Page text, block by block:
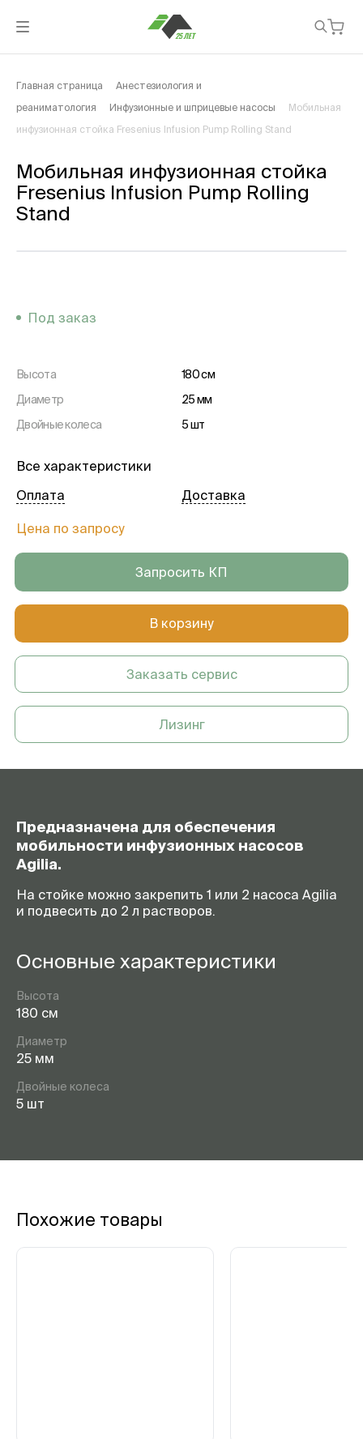
Главная страница Анестезиология и
реаниматология Инфузионные и шприцевые насосы Мобильная
инфузионная стойка Fresenius Infusion Pump Rolling Stand
Мобильная инфузионная стойка
Fresenius Infusion Pump Rolling
Stand
Под заказ
Высота
180 см
Диаметр
25 мм
Двойные колеса
5 шт
Все характеристики
Цена по запросу
Оплата Доставка
Запросить КП
В корзину
Заказать сервис
Лизинг
Предназначена для обеспечения
мобильности инфузионных насосов
Agilia.
На стойке можно закрепить 1 или 2 насоса Agilia
и подвесить до 2 л растворов.
Основные характеристики
Высота
180 см
Диаметр
25 мм
Двойные колеса
5 шт
Похожие товары